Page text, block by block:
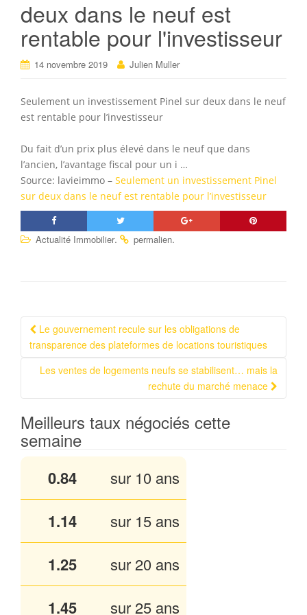
deux dans le neuf est
rentable pour l'investisseur
14 novembre 2019 Julien Muller
Seulement un investissement Pinel sur deux dans le neuf
est rentable pour l’investisseur
Du fait d’un prix plus élevé dans le neuf que dans
l’ancien, l’avantage fiscal pour un i …
Source: lavieimmo – Seulement un investissement Pinel
sur deux dans le neuf est rentable pour l’investisseur
Actualité Immobilier. permalien.
Navigation Article
Le gouvernement recule sur les obligations de
transparence des plateformes de locations touristiques
Les ventes de logements neufs se stabilisent… mais la
rechute du marché menace
Meilleurs taux négociés cette
semaine
0.84 sur 10 ans
1.14 sur 15 ans
1.25 sur 20 ans
1.45 sur 25 ans